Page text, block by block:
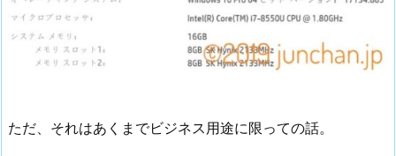
ただ、それはあくまでビジネス用途に限っての話。